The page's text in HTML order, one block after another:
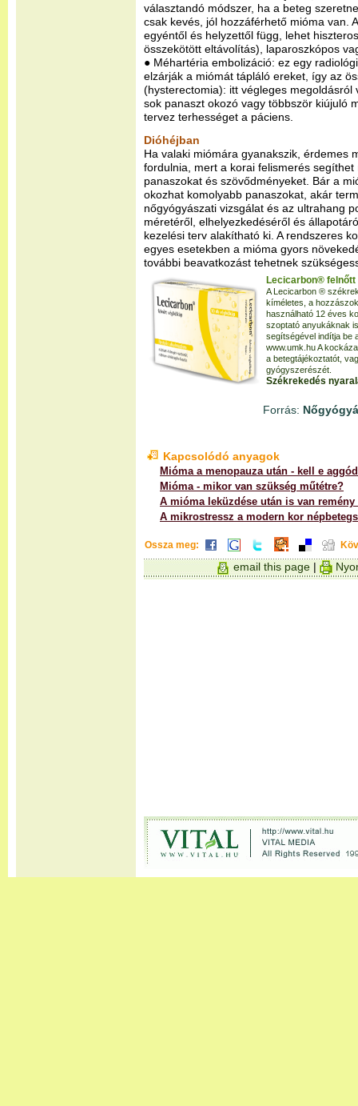
választandó módszer, ha a beteg
csak kevés, jól hozzáférhető mióma van.
egyéntől és helyzettől függ, lehet
összekötött eltávolítás), laparoszkópos
● Méhartéria embolizáció: ez egy
elzárják a miómát tápláló ereket, így az
(hysterectomia): itt végleges megoldásról
sok panaszt okozó vagy többször kiújuló
tervez terhességet a páciens.
Dióhéjban
Ha valaki miómára gyanakszik, érdemes
fordulnia, mert a korai felismerés
panaszokat és szövődményeket. Bár a
okozhat komolyabb panaszokat, akár
nőgyógyászati vizsgálat és az ultrahang
méretéről, elhelyezkedéséről és
kezelési terv alakítható ki. A rendszeres
egyes esetekben a mióma gyors
további beavatkozást tehetnek
Lecicarbon® felnőtt
A Lecicarbon ®
kíméletes, a
használható 12 éves
szoptató anyukáknak
segítségével indítja be
www.umk.hu A
a betegtájékoztatót,
gyógyszerészét.
Székrekedés
Forrás:
Kapcsolódó anyagok
Mióma a menopauza után - kell e
Mióma - mikor van szükség műtétre?
A mióma leküzdése után is van remény
A mikrostressz a modern kor
Ossza meg:
email this page|